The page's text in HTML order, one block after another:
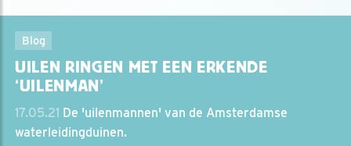
Blog
UILEN RINGEN MET EEN ERKENDE
‘UILENMAN’
17.05.21 De 'uilenmannen' van de Amsterdamse
waterleidingduinen.